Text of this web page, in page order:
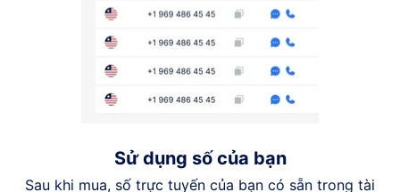
Sử dụng số của bạn
Sau khi mua, số trực tuyến của bạn có sẵn trong tài